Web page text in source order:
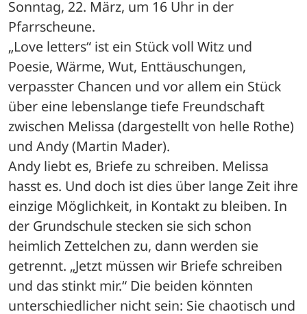
Sonntag, 22. März, um 16 Uhr in der
Pfarrscheune.
„Love letters“ ist ein Stück voll Witz und
Poesie, Wärme, Wut, Enttäuschungen,
verpasster Chancen und vor allem ein Stück
über eine lebenslange tiefe Freundschaft
zwischen Melissa (dargestellt von helle Rothe)
und Andy (Martin Mader).
Andy liebt es, Briefe zu schreiben. Melissa
hasst es. Und doch ist dies über lange Zeit ihre
einzige Möglichkeit, in Kontakt zu bleiben. In
der Grundschule stecken sie sich schon
heimlich Zettelchen zu, dann werden sie
getrennt. „Jetzt müssen wir Briefe schreiben
und das stinkt mir.“ Die beiden könnten
unterschiedlicher nicht sein: Sie chaotisch und